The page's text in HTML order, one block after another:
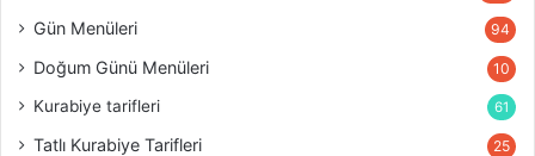
Gün Menüleri 94
Doğum Günü Menüleri 10
Kurabiye tarifleri 61
Tatlı Kurabiye Tarifleri 25